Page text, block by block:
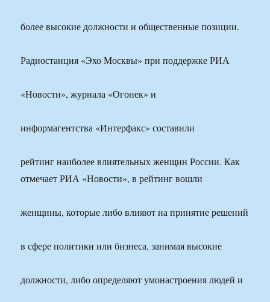
более высокие должности и общественные позиции.
Радиостанция «Эхо Москвы» при поддержке РИА
«Новости», журнала «Огонек» и
информагентства «Интерфакс» составили
рейтинг наиболее влиятельных женщин России. Как
отмечает РИА «Новости», в рейтинг вошли
женщины, которые либо влияют на принятие решений
в сфере политики или бизнеса, занимая высокие
должности, либо определяют умонастроения людей и